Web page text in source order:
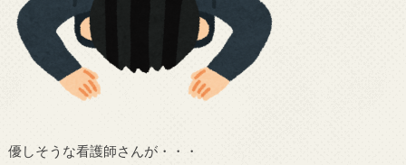
優しそうな看護師さんが・・・